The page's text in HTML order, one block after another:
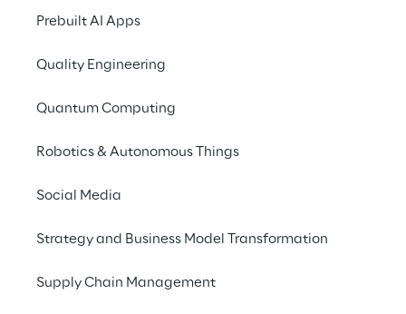
Prebuilt AI Apps
Quality Engineering
Quantum Computing
Robotics & Autonomous Things
Social Media
Strategy and Business Model Transformation
Supply Chain Management
Workflows zu einer
effizienten Azure-Basis
Wachstum unterstützt,
die neue Content-
ermöglicht und die
Umweltbelastung